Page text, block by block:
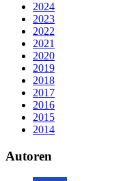
2024
2023
2022
2021
2020
2019
2018
2017
2016
2015
2014
Autoren